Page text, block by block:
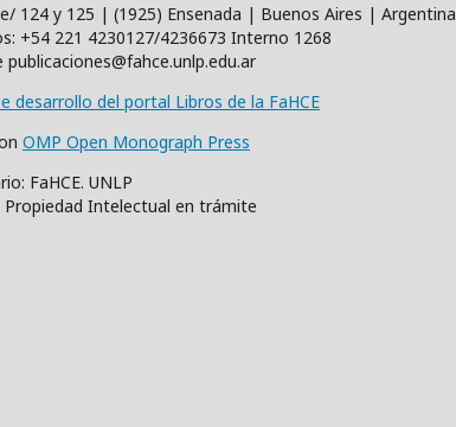
124 y 125 | (1925) Ensenada | Buenos Aires | Argentina
+54 221 4230127/4236673 Interno 1268
publicaciones@fahce.unlp.edu.ar
desarrollo del portal Libros de la FaHCE
OMP Open Monograph Press
FaHCE. UNLP
Propiedad Intelectual en trámite